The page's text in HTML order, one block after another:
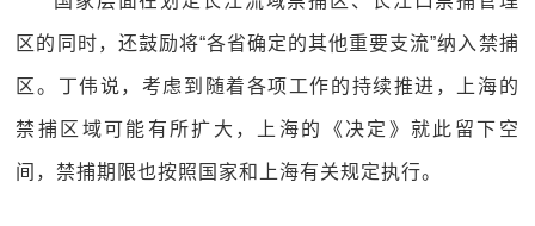
区的同时，还鼓励将“各省确定的其他重要支流”纳入禁捕
区。丁伟说，考虑到随着各项工作的持续推进，上海的
禁捕区域可能有所扩大，上海的《决定》就此留下空
间，禁捕期限也按照国家和上海有关规定执行。